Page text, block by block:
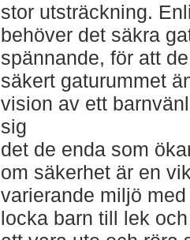
stor utsträckning.
behöver det säkra
spännande, för att
säkert gaturummet
vision av ett
sig
det de enda som
om säkerhet är en
varierande miljö
locka barn till lek